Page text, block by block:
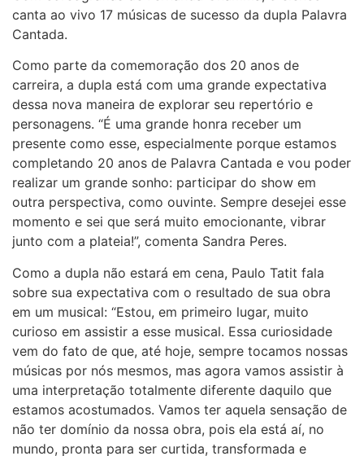
canta ao vivo 17 músicas de sucesso da dupla Palavra
Cantada.
Como parte da comemoração dos 20 anos de
carreira, a dupla está com uma grande expectativa
dessa nova maneira de explorar seu repertório e
personagens. “É uma grande honra receber um
presente como esse, especialmente porque estamos
completando 20 anos de Palavra Cantada e vou poder
realizar um grande sonho: participar do show em
outra perspectiva, como ouvinte. Sempre desejei esse
momento e sei que será muito emocionante, vibrar
junto com a plateia!”, comenta Sandra Peres.
Como a dupla não estará em cena, Paulo Tatit fala
sobre sua expectativa com o resultado de sua obra
em um musical: “Estou, em primeiro lugar, muito
curioso em assistir a esse musical. Essa curiosidade
vem do fato de que, até hoje, sempre tocamos nossas
músicas por nós mesmos, mas agora vamos assistir à
uma interpretação totalmente diferente daquilo que
estamos acostumados. Vamos ter aquela sensação de
não ter domínio da nossa obra, pois ela está aí, no
mundo, pronta para ser curtida, transformada e